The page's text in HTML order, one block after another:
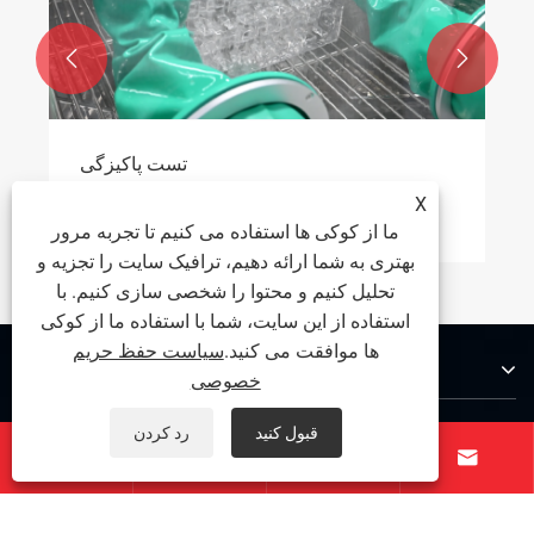
 
درباره ما
با ما تماس بگیرید
 
X
ما از کوکی ها استفاده می کنیم تا تجربه مرور
بهتری به شما ارائه دهیم، ترافیک سایت را تجزیه و
تحلیل کنیم و محتوا را شخصی سازی کنیم. با
استفاده از این سایت، شما با استفاده ما از کوکی
ها موافقت می کنید.سیاست حفظ حریم
خصوصی
رد کردن قبول کنید